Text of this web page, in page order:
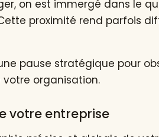
on est immergé dans le
proximité rend parfois
pause stratégique pour
organisation.
votre entreprise